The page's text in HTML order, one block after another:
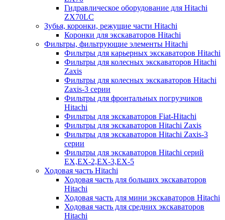
Гидравлическое оборудование для Hitachi
ZX70LC
Зубья, коронки, режущие части Hitachi
Коронки для экскаваторов Hitachi
Фильтры, фильтрующие элементы Hitachi
Фильтры для карьерных экскаваторов Hitachi
Фильтры для колесных экскаваторов Hitachi
Zaxis
Фильтры для колесных экскаваторов Hitachi
Zaxis-3 серии
Фильтры для фронтальных погрузчиков
Hitachi
Фильтры для экскаваторов Fiat-Hitachi
Фильтры для экскаваторов Hitachi Zaxis
Фильтры для экскаваторов Hitachi Zaxis-3
серии
Фильтры для экскаваторов Hitachi серий
EX,EX-2,EX-3,EX-5
Ходовая часть Hitachi
Ходовая часть для больших экскаваторов
Hitachi
Ходовая часть для мини экскаваторов Hitachi
Ходовая часть для средних экскаваторов
Hitachi